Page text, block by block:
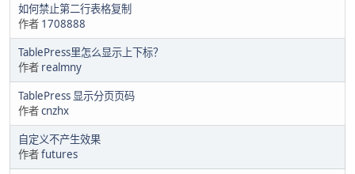
如何禁止第二行表格复制
作者 1708888
TablePress里怎么显示上下标？
作者 realmny
TablePress 显示分页页码
作者cnzhx
自定义不产生效果
作者futures